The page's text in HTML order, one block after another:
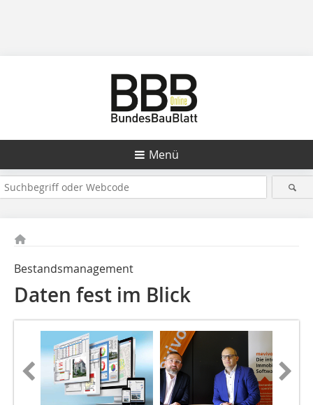
Menü
Bestandsmanagement
Daten fest im Blick